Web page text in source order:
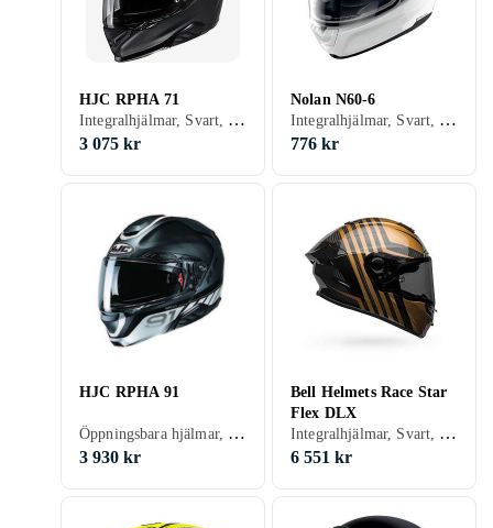
HJC RPHA 71
Integralhjälmar, Svart, Vit, Silver, Grå, Blå, Röd, Gul, Orange, Guld, Beige, Rosa, Lila
3 075 kr
Nolan N60-6
Integralhjälmar, Svart, Vit, Silver, Grå, Turkos, Brun, Blå, Röd, Gul, Orange, Guld, Grön, Rosa, Lila, Kamouflage
776 kr
HJC RPHA 91
Öppningsbara hjälmar, Svart, Vit, Grå, Blå, Röd, Gul, Orange, Grön
3 930 kr
Bell Helmets Race Star
Flex DLX
Integralhjälmar, Svart, Vit, Silver, Blå, Röd, Gul, Guld
6 551 kr